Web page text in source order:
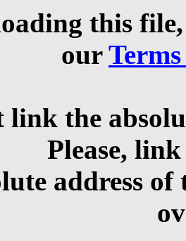
this
our
link the
Please,
address